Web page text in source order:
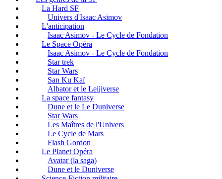
La Hard SF
Univers d'Isaac Asimov
L'anticipation
Isaac Asimov - Le Cycle de Fondation
Le Space Opéra
Isaac Asimov - Le Cycle de Fondation
Star trek
Star Wars
San Ku Kaï
Albator et le Leijiverse
La space fantasy
Dune et le Le Duniverse
Star Wars
Les Maîtres de l'Univers
Le Cycle de Mars
Flash Gordon
Le Planet Opéra
Avatar (la saga)
Dune et le Duniverse